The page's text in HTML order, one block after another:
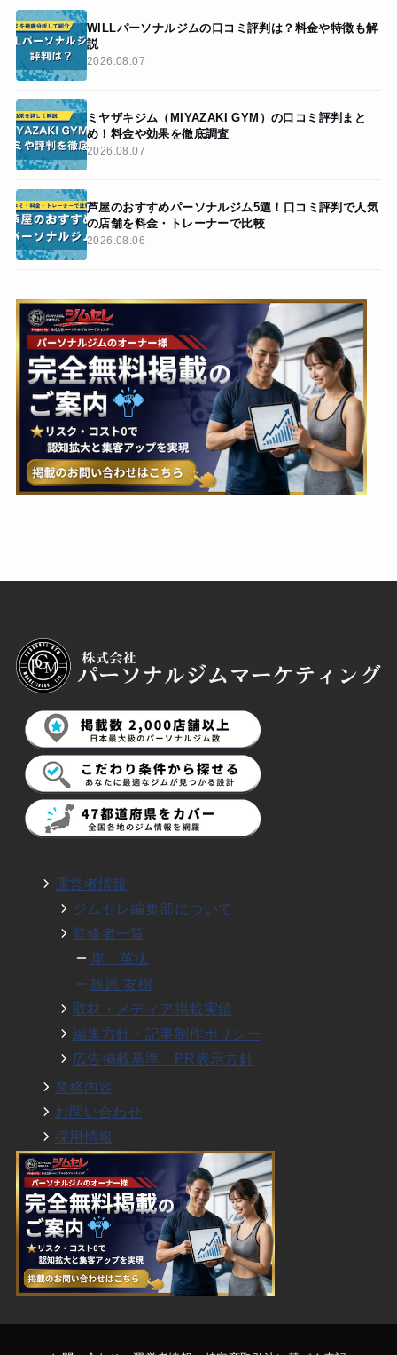
WILLパーソナルジムの口コミ評判は？料金や特徴も解
説
2026.08.07
ミヤザキジム（MIYAZAKI GYM）の口コミ評判まと
め！料金や効果を徹底調査
2026.08.07
芦屋のおすすめパーソナルジム5選！口コミ評判で人気
の店舗を料金・トレーナーで比較
2026.08.06
運営者情報
ジムセレ編集部について
監修者一覧
岸 英汰
篠原 友樹
取材・メディア掲載実績
編集方針・記事制作ポリシー
広告掲載基準・PR表示方針
業務内容
お問い合わせ
採用情報